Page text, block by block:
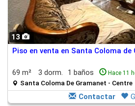
13
Piso en venta en Santa Coloma de
69 m² 3 dorm. 1 baños Hace 11
Santa Coloma De Gramanet - Centre
Contactar